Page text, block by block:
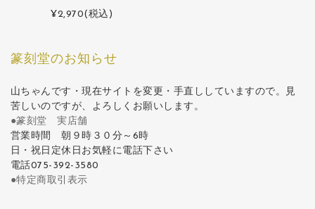
¥2,970(税込)
篆刻堂のお知らせ
山ちゃんです・現在サイトを変更・手直ししていますので。見
苦しいのですが、よろしくお願いします。
●篆刻堂 実店舗
営業時間 朝９時３０分～6時
日・祝日定休日お気軽に電話下さい
電話075-392-3580
●特定商取引表示